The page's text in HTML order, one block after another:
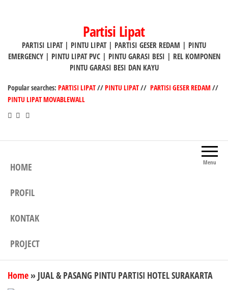
Partisi Lipat
PARTISI LIPAT | PINTU LIPAT | PARTISI GESER REDAM | PINTU
EMERGENCY | PINTU LIPAT PVC | PINTU GARASI BESI | REL KOMPONEN
PINTU GARASI BESI DAN KAYU
Popular searches: PARTISI LIPAT//PINTU LIPAT// PARTISI GESER REDAM//
PINTU LIPAT MOVABLEWALL
Menu
HOME
PROFIL
KONTAK
PROJECT
Home » JUAL & PASANG PINTU PARTISI HOTEL SURAKARTA